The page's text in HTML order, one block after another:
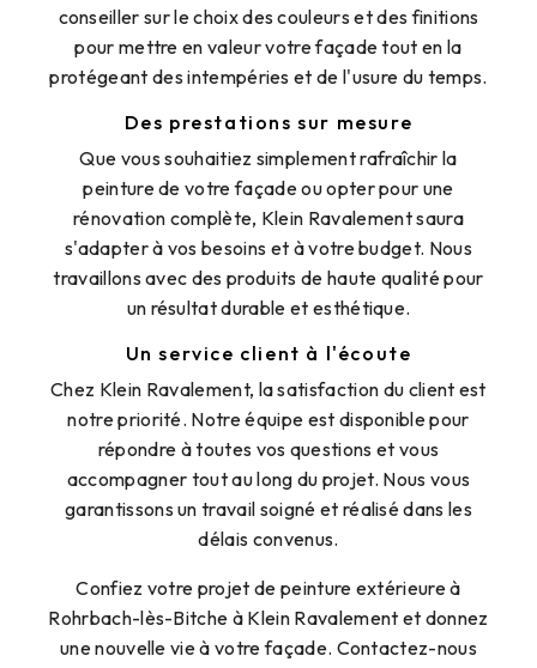
conseiller sur le choix des couleurs et des finitions
pour mettre en valeur votre façade tout en la
protégeant des intempéries et de l'usure du temps.
Des prestations sur mesure
Que vous souhaitiez simplement rafraîchir la
peinture de votre façade ou opter pour une
rénovation complète, Klein Ravalement saura
s'adapter à vos besoins et à votre budget. Nous
travaillons avec des produits de haute qualité pour
un résultat durable et esthétique.
Un service client à l'écoute
Chez Klein Ravalement, la satisfaction du client est
notre priorité. Notre équipe est disponible pour
répondre à toutes vos questions et vous
accompagner tout au long du projet. Nous vous
garantissons un travail soigné et réalisé dans les
délais convenus.
Confiez votre projet de peinture extérieure à
Rohrbach-lès-Bitche à Klein Ravalement et donnez
une nouvelle vie à votre façade. Contactez-nous